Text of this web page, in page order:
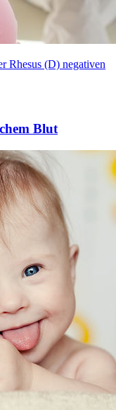
Rhesus (D) negativen
Blut